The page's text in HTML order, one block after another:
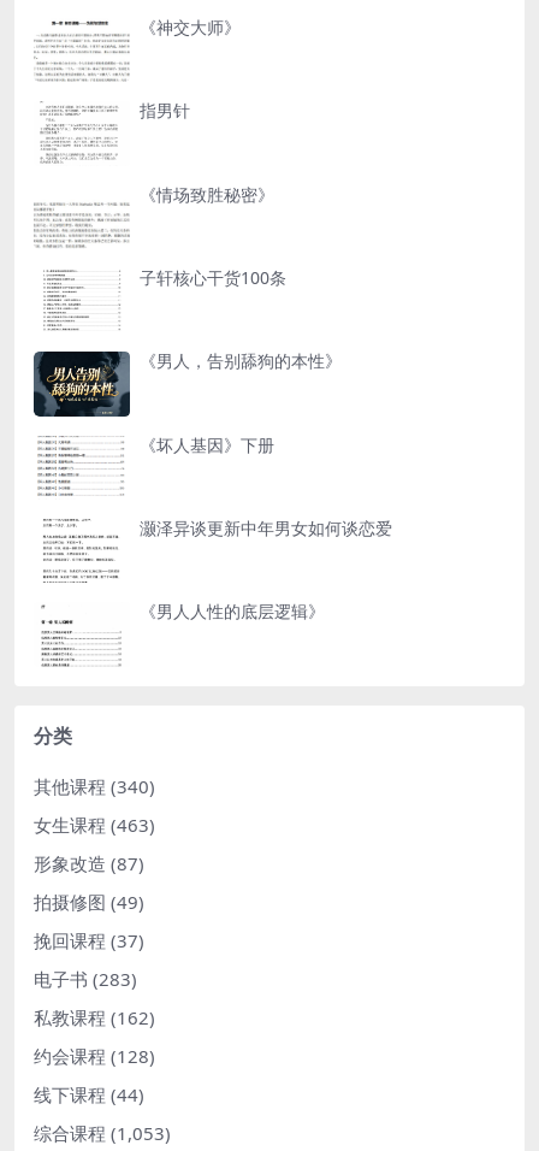
《神交大师》
指男针
《情场致胜秘密》
子轩核心干货100条
《男人，告别舔狗的本性》
《坏人基因》下册
灏泽异谈更新中年男女如何谈恋爱
《男人人性的底层逻辑》
分类
其他课程 (340)
女生课程 (463)
形象改造 (87)
拍摄修图 (49)
挽回课程 (37)
电子书 (283)
私教课程 (162)
约会课程 (128)
线下课程 (44)
综合课程 (1,053)